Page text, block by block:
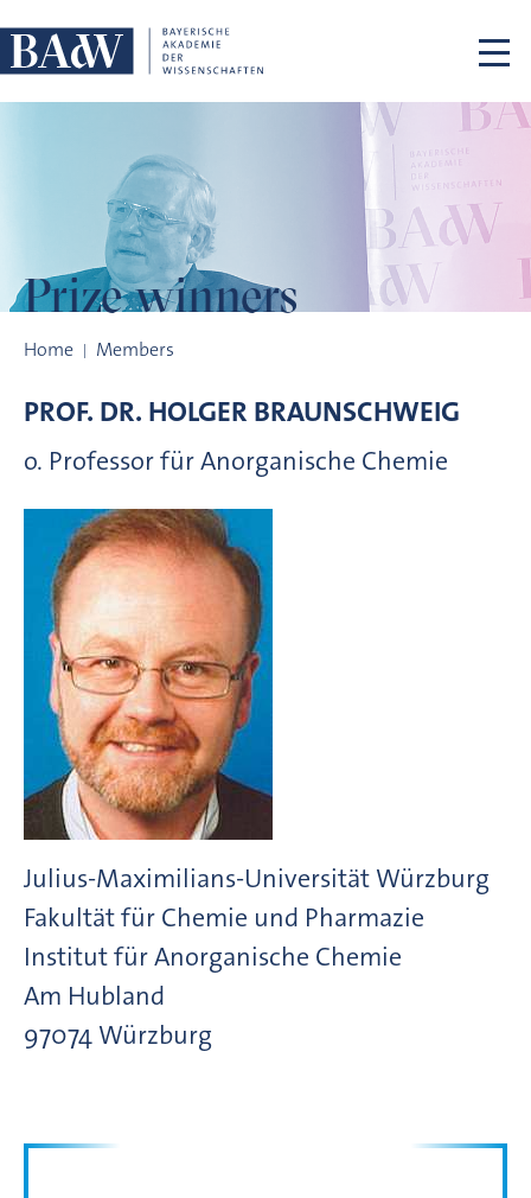
Prize winners
Home Members
PROF. DR. HOLGER BRAUNSCHWEIG
o. Professor für Anorganische Chemie
Julius-Maximilians-Universität Würzburg
Fakultät für Chemie und Pharmazie
Institut für Anorganische Chemie
Am Hubland
97074 Würzburg